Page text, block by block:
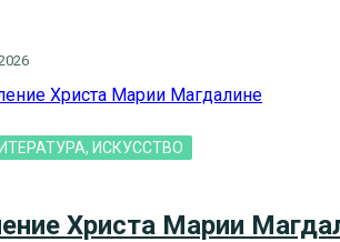
ИСКУCСТВО
Христа Марии